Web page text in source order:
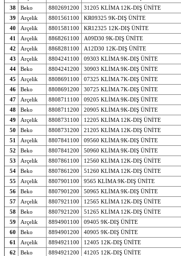
38
Beko 8802691200
31205 KLİMA 12K-DIŞ ÜNİTE
39
Arçelik 8801561100
KR09325 9K-DIŞ ÜNİTE
40
Arçelik 8801581100
KR12325 12K-DIŞ ÜNİTE
41
Arçelik 8868261100
A09D30 9K-DIŞ ÜNİTE
42
Arçelik 8868281100
A12D30 12K-DIŞ ÜNİTE
43
Arçelik 8804241100
09303 KLİMA 9K-DIŞ ÜNİTE
44
Beko 8804241200
30903 KLİMA 9K-DIŞ ÜNİTE
45
Arçelik 8808691100
07325 KLİMA 7K-DIŞ ÜNİTE
46
Beko 8808691200
30725 KLİMA 7K-DIŞ ÜNİTE
47
Arçelik 8808711100
09205 KLİMA 9K-DIŞ ÜNİTE
48
Beko 8808711200
20905 KLİMA 9K-DIŞ ÜNİTE
49
Arçelik 8808731100
12205 KLİMA 12K-DIŞ ÜNİTE
50
Beko 8808731200
21205 KLİMA 12K-DIŞ ÜNİTE
51
Arçelik 8807841100
09560 KLİMA 9K-DIŞ ÜNİTE
52
Beko 8807841200
50960 KLİMA 9K-DIŞ ÜNİTE
53
Arçelik 8807861100
12560 KLİMA 12K-DIŞ ÜNİTE
54
Beko 8807861200
51260 KLİMA 12K-DIŞ ÜNİTE
55
Arçelik 8807901100
9565 KLİMA 9K-DIŞ ÜNİTE
56
Beko 8807901200
50965 KLİMA 9K-DIŞ ÜNİTE
57
Arçelik 8807921100
12565 KLİMA 12K-DIŞ ÜNİTE
58
Beko 8807921200
51265 KLİMA 12K-DIŞ ÜNİTE
59
Arçelik 8894901100
09405 9K-DIŞ ÜNİTE
60
Beko 8894901200
40905 9K-DIŞ ÜNİTE
61
Arçelik 8894921100
12405 12K-DIŞ ÜNİTE
62
Beko 8894921200
41205 12K-DIŞ ÜNİTE